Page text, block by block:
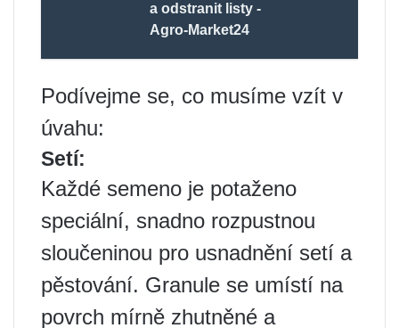
a odstranit listy -
Agro-Market24
Podívejme se, co musíme vzít v
úvahu:
Setí:
Každé semeno je potaženo
speciální, snadno rozpustnou
sloučeninou pro usnadnění setí a
pěstování. Granule se umístí na
povrch mírně zhutněné a